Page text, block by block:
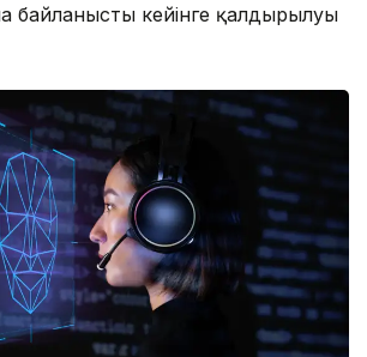
байланысты кейінге қалдырылуы